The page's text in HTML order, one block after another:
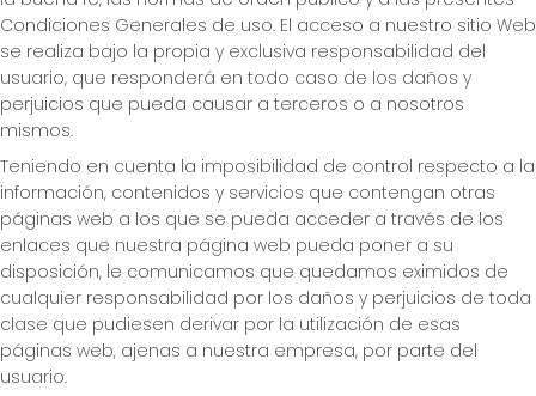
Condiciones Generales de uso. El acceso a nuestro sitio Web
se realiza bajo la propia y exclusiva responsabilidad del
usuario, que responderá en todo caso de los daños y
perjuicios que pueda causar a terceros o a nosotros
mismos.
Teniendo en cuenta la imposibilidad de control respecto a la
información, contenidos y servicios que contengan otras
páginas web a los que se pueda acceder a través de los
enlaces que nuestra página web pueda poner a su
disposición, le comunicamos que quedamos eximidos de
cualquier responsabilidad por los daños y perjuicios de toda
clase que pudiesen derivar por la utilización de esas
páginas web, ajenas a nuestra empresa, por parte del
usuario.